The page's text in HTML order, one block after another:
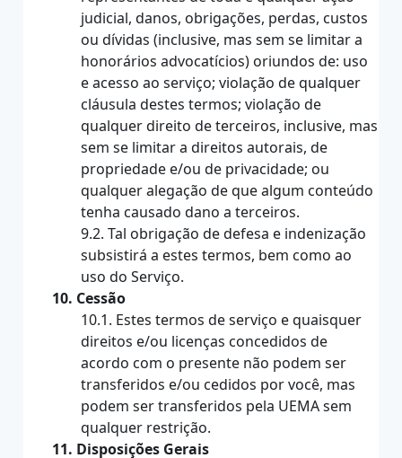
judicial, danos, obrigações, perdas, custos
ou dívidas (inclusive, mas sem se limitar a
honorários advocatícios) oriundos de: uso
e acesso ao serviço; violação de qualquer
cláusula destes termos; violação de
qualquer direito de terceiros, inclusive, mas
sem se limitar a direitos autorais, de
propriedade e/ou de privacidade; ou
qualquer alegação de que algum conteúdo
tenha causado dano a terceiros.
9.2. Tal obrigação de defesa e indenização
subsistirá a estes termos, bem como ao
uso do Serviço.
10. Cessão
10.1. Estes termos de serviço e quaisquer
direitos e/ou licenças concedidos de
acordo com o presente não podem ser
transferidos e/ou cedidos por você, mas
podem ser transferidos pela UEMA sem
qualquer restrição.
11. Disposições Gerais